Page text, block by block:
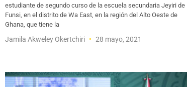
estudiante de segundo curso de la escuela secundaria Jeyiri de
Funsi, en el distrito de Wa East, en la región del Alto Oeste de
Ghana, que tiene la
Jamila Akweley Okertchiri 28 mayo, 2021